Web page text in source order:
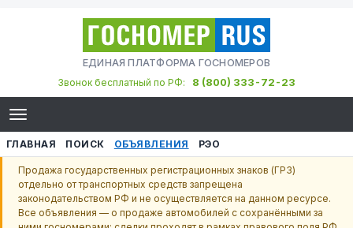
ЕДИНАЯ ПЛАТФОРМА ГОСНОМЕРОВ
Звонок бесплатный по РФ:
8 (800) 333-72-23
ГЛАВНАЯ ПОИСК ОБЪЯВЛЕНИЯ РЭО
Продажа государственных регистрационных знаков (ГРЗ)
отдельно от транспортных средств запрещена
законодательством РФ и не осуществляется на данном ресурсе.
Все объявления — о продаже автомобилей с сохранёнными за